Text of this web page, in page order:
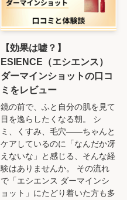
【効果は嘘？】
ESIENCE（エシエンス）
ダーマインショットの口コ
ミをレビュー
鏡の前で、ふと自分の肌を見て
目を逸らしたくなる朝。 シ
ミ、くすみ、毛穴——ちゃんと
ケアしているのに「なんだか冴
えないな」と感じる、そんな経
験はありませんか。 その流れ
で「エシエンス ダーマインシ
ョット」にたどり着いた方も多